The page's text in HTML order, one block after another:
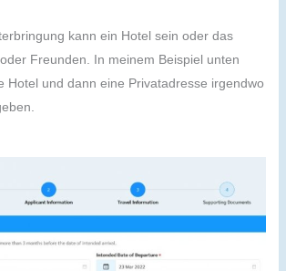
kann ein Hotel sein oder das
Freunden. In meinem Beispiel unten
Hotel und dann eine Privatadresse irgendwo